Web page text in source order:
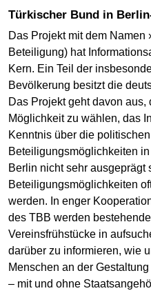
Türkischer Bund in
Das Projekt mit dem Namen
Beteiligung) hat
Kern. Ein Teil der
Bevölkerung besitzt die
Das Projekt geht davon
Möglichkeit zu wählen, das
Kenntnis über die
Beteiligungsmöglichkeiten
Berlin nicht sehr ausgeprägt
Beteiligungsmöglichkeiten
werden. In enger
des TBB werden
Vereinsfrühstücke in
darüber zu informieren, wie
Menschen an der
– mit und ohne